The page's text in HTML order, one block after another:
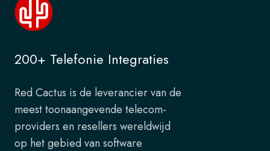
200+ Telefonie Integraties
Red Cactus is de leverancier van de
meest toonaangevende telecom-
providers en resellers wereldwijd
op het gebied van software